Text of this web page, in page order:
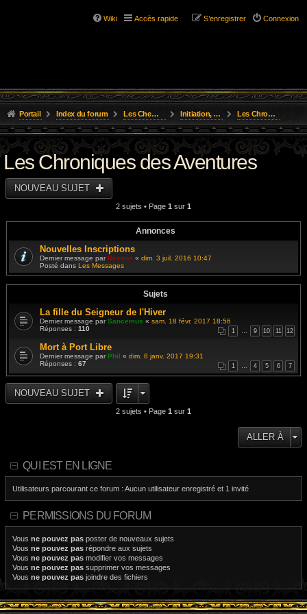
Wiki Accès rapide Connexion
S’enregistrer
Portail Index du forum Les Chemins de L'Aventure Initiation, Scénarios Courts Les Chroniques des Aventures
Les Chroniques des Aventures
NOUVEAU SUJET
2 sujets • Page 1 sur 1
Annonces
Nouvelles Inscriptions
Dernier message parResane « dim. 3 juil. 2016 10:47
Posté dans Les Messages
Sujets
La fille du Seigneur de l'Hiver
Dernier message parSancemus « sam. 18 févr. 2017 18:56
Réponses : 110 1 … 9 10 11 12
Mort à Port Libre
Dernier message parPhil « dim. 8 janv. 2017 19:31
Réponses : 67 1 … 4 5 6 7
NOUVEAU SUJET
2 sujets • Page 1 sur 1
ALLER À
QUI EST EN LIGNE
Utilisateurs parcourant ce forum : Aucun utilisateur enregistré et 1 invité
PERMISSIONS DU FORUM
Vous ne pouvez pas poster de nouveaux sujets
Vous ne pouvez pas répondre aux sujets
Vous ne pouvez pas modifier vos messages
Vous ne pouvez pas supprimer vos messages
Vous ne pouvez pas joindre des fichiers